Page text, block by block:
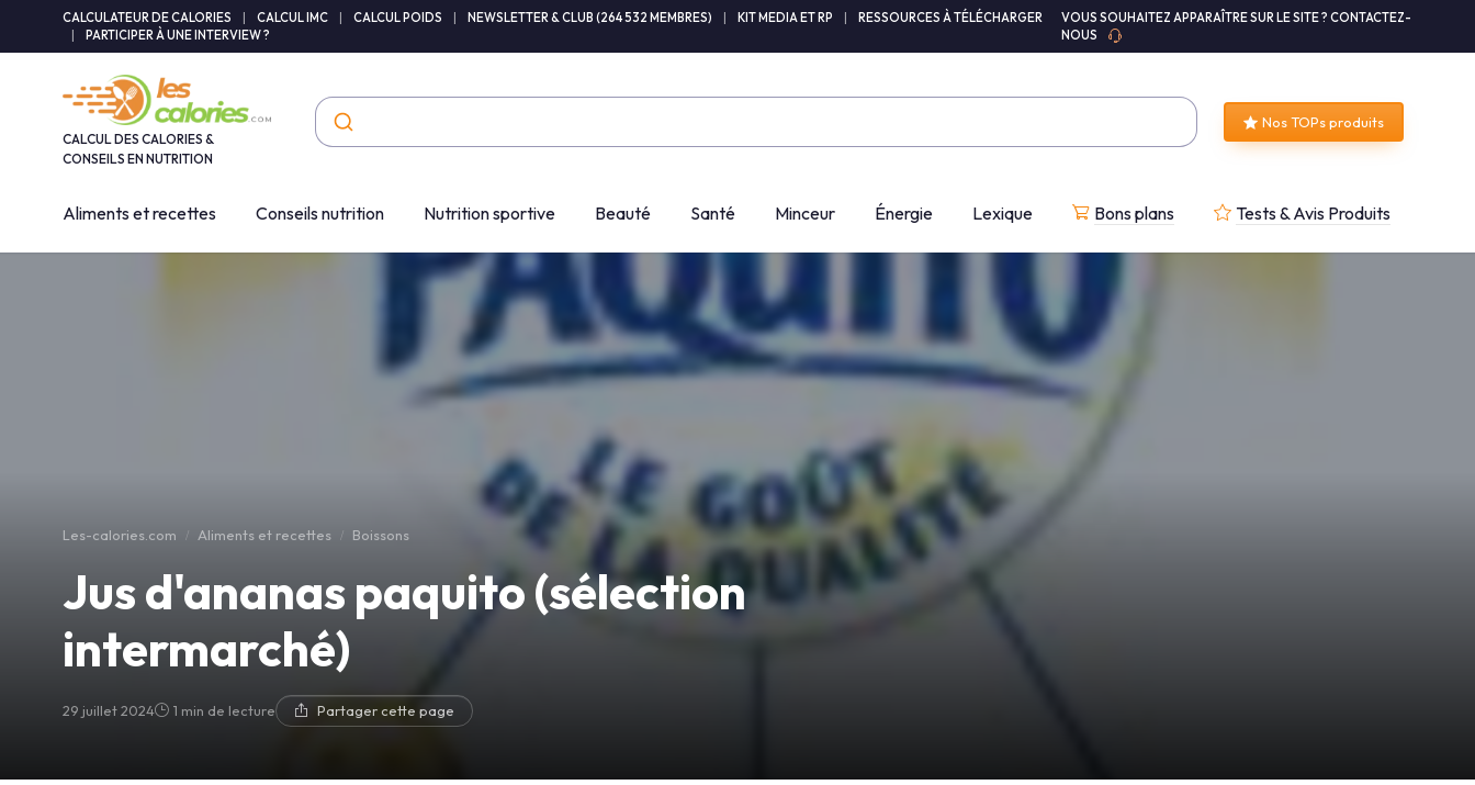
CALCULATEUR DE CALORIES CALCUL IMC CALCUL POIDS NEWSLETTER & CLUB (264 532 MEMBRES) KIT MEDIA ET RP
RESSOURCES À TÉLÉCHARGER
PARTICIPER À UNE INTERVIEW ?
VOUS SOUHAITEZ APPARAÎTRE SUR LE SITE ? CONTACTEZ-
NOUS
CALCUL DES CALORIES &
CONSEILS EN NUTRITION
Nos TOPs produits
Aliments et recettes Conseils nutrition Nutrition sportive Beauté Santé Minceur Énergie Lexique Bons plans Tests & Avis Produits
Les-calories.com Aliments et recettes Boissons
Jus d'ananas paquito (sélection
intermarché)
29 juillet 2024 1 min de lecture Partager cette page
Panneau de gestion des cookies